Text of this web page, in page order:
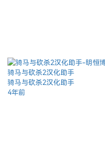
骑马与砍杀2汉化助手
骑马与砍杀2汉化助手
4年前